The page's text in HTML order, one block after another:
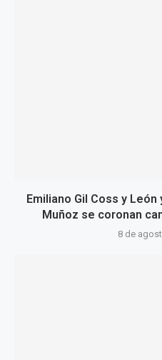
Emiliano Gil Coss y
Muñoz se coronan
8 de